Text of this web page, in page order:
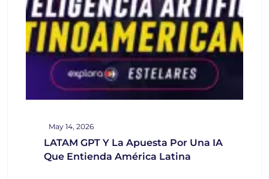
May 14, 2026
LATAM GPT Y La Apuesta Por Una IA
Que Entienda América Latina